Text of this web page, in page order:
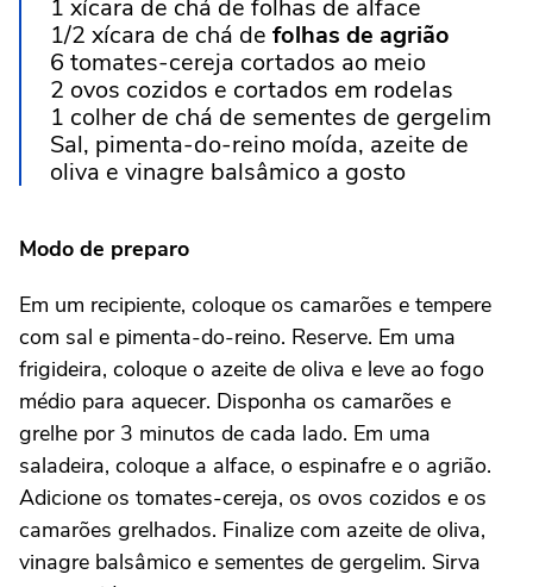
1 xícara de chá de folhas de alface
1/2 xícara de chá de folhas de agrião
6 tomates-cereja cortados ao meio
2 ovos cozidos e cortados em rodelas
1 colher de chá de sementes de gergelim
Sal, pimenta-do-reino moída, azeite de
oliva e vinagre balsâmico a gosto
Modo de preparo
Em um recipiente, coloque os camarões e tempere
com sal e pimenta-do-reino. Reserve. Em uma
frigideira, coloque o azeite de oliva e leve ao fogo
médio para aquecer. Disponha os camarões e
grelhe por 3 minutos de cada lado. Em uma
saladeira, coloque a alface, o espinafre e o agrião.
Adicione os tomates-cereja, os ovos cozidos e os
camarões grelhados. Finalize com azeite de oliva,
vinagre balsâmico e sementes de gergelim. Sirva